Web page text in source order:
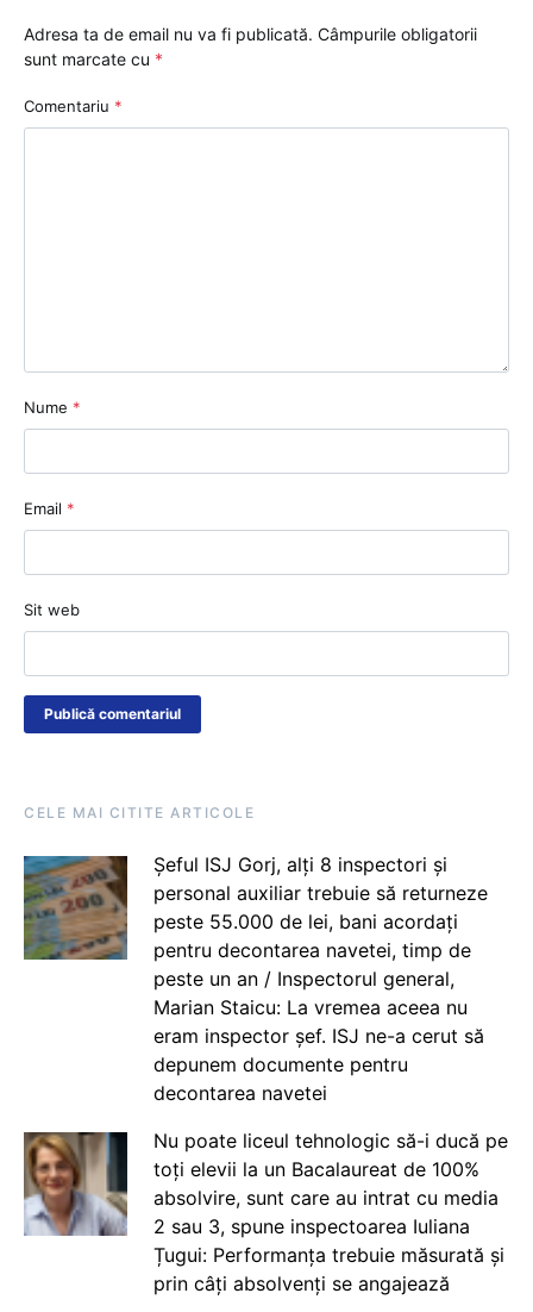
Adresa ta de email nu va fi publicată. Câmpurile obligatorii
sunt marcate cu *
Comentariu *
Nume *
Email *
Sit web
CELE MAI CITITE ARTICOLE
Șeful ISJ Gorj, alți 8 inspectori și
personal auxiliar trebuie să returneze
peste 55.000 de lei, bani acordați
pentru decontarea navetei, timp de
peste un an / Inspectorul general,
Marian Staicu: La vremea aceea nu
eram inspector șef. ISJ ne-a cerut să
depunem documente pentru
decontarea navetei
Nu poate liceul tehnologic să-i ducă pe
toți elevii la un Bacalaureat de 100%
absolvire, sunt care au intrat cu media
2 sau 3, spune inspectoarea Iuliana
Țugui: Performanța trebuie măsurată și
prin câți absolvenți se angajează